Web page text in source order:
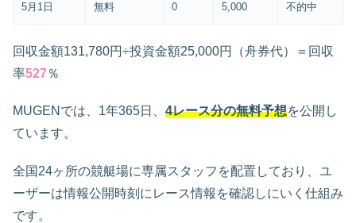
5月1日 無料 0 5,000 不的中
回収金額131,780円÷投資金額25,000円（舟券代）＝回収
率527％
MUGENでは、1年365日、 4レース分の無料予想を公開し
ています。
全国24ヶ所の競艇場に専属スタッフを配置しており、ユ
ーザーは情報公開時刻にレース情報を確認しにいく仕組み
です。